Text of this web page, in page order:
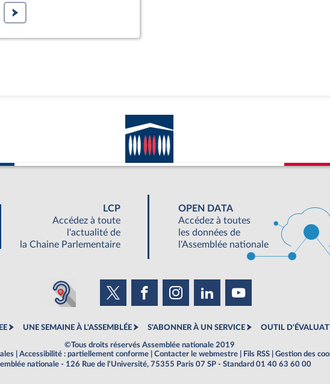
LCP
Accédez à toute
l'actualité de
la Chaine Parlementaire
OPEN DATA
Accédez à toutes
les données de
l'Assemblée nationale
UNE SEMAINE À L'ASSEMBLÉE S'ABONNER À UN SERVICE OUTIL
©Tous droits réservés Assemblée nationale 2019
Accessibilité : partiellement conforme Contacter le webmestre Fils RSS
Gestion des
nationale - 126 Rue de l'Université, 75355 Paris 07 SP - Standard 01 40 63 60 00